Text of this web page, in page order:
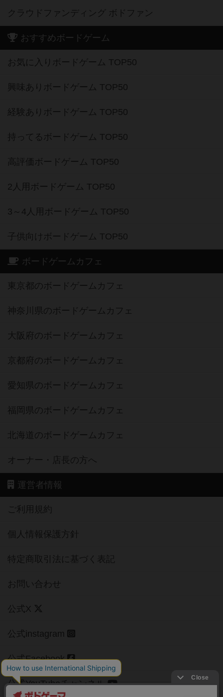
クラウドファンディング ボドファン
おすすめボードゲーム
お気に入りボードゲーム TOP50
興味ありボードゲーム TOP50
経験ありボードゲーム TOP50
持ってるボードゲーム TOP50
高評価ボードゲーム TOP50
2人用ボードゲーム TOP50
3～4人用ボードゲーム TOP50
子供向けボードゲーム TOP50
ボードゲームカフェ
東京都のボードゲームカフェ
神奈川県のボードゲームカフェ
大阪府のボードゲームカフェ
京都府のボードゲームカフェ
愛知県のボードゲームカフェ
福岡県のボードゲームカフェ
北海道のボードゲームカフェ
オーナー・店長の方へ
運営者情報
ご利用規約
個人情報保護方針
特定商取引法に基づく表記
お問い合わせ
公式X
公式instagram
公式Facebook
公式YouTubeチャンネル